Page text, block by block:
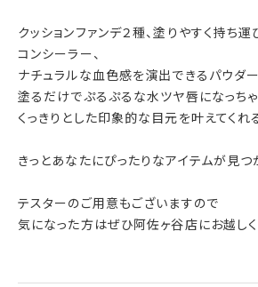
クッションファンデ２種、塗りやすく持ち
コンシーラー、
ナチュラルな血色感を演出できるパウダ
塗るだけでぷるぷるな水ツヤ唇になっちゃ
くっきりとした印象的な目元を叶えてくれ
きっとあなたにぴったりなアイテムが見つか
テスターのご用意もございますので
気になった方はぜひ阿佐ヶ谷店にお越し